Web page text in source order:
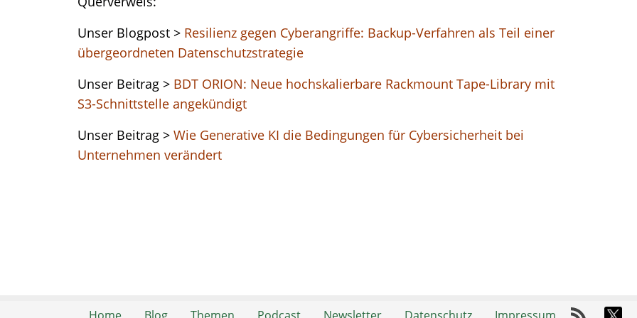
Unser Blogpost > Resilienz gegen Cyberangriffe: Backup-Verfahren als Teil einer
übergeordneten Datenschutzstrategie
Unser Beitrag > BDT ORION: Neue hochskalierbare Rackmount Tape-Library mit
S3-Schnittstelle angekündigt
Unser Beitrag > Wie Generative KI die Bedingungen für Cybersicherheit bei
Unternehmen verändert